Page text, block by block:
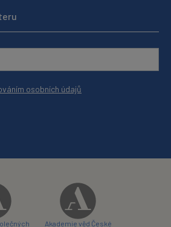
osobních údajů
Akademie věd České